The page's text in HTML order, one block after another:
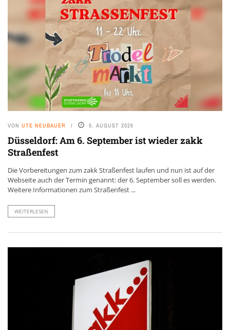
VON UTE NEUBAUER 5. AUGUST 2026
Düsseldorf: Am 6. September ist wieder zakk
Straßenfest
Die Vorbereitungen zum zakk Straßenfest laufen und nun ist auf der
Webseite auch der Termin genannt: der 6. September soll es werden.
Weitere Informationen zum Straßenfest ...
WEITERLESEN